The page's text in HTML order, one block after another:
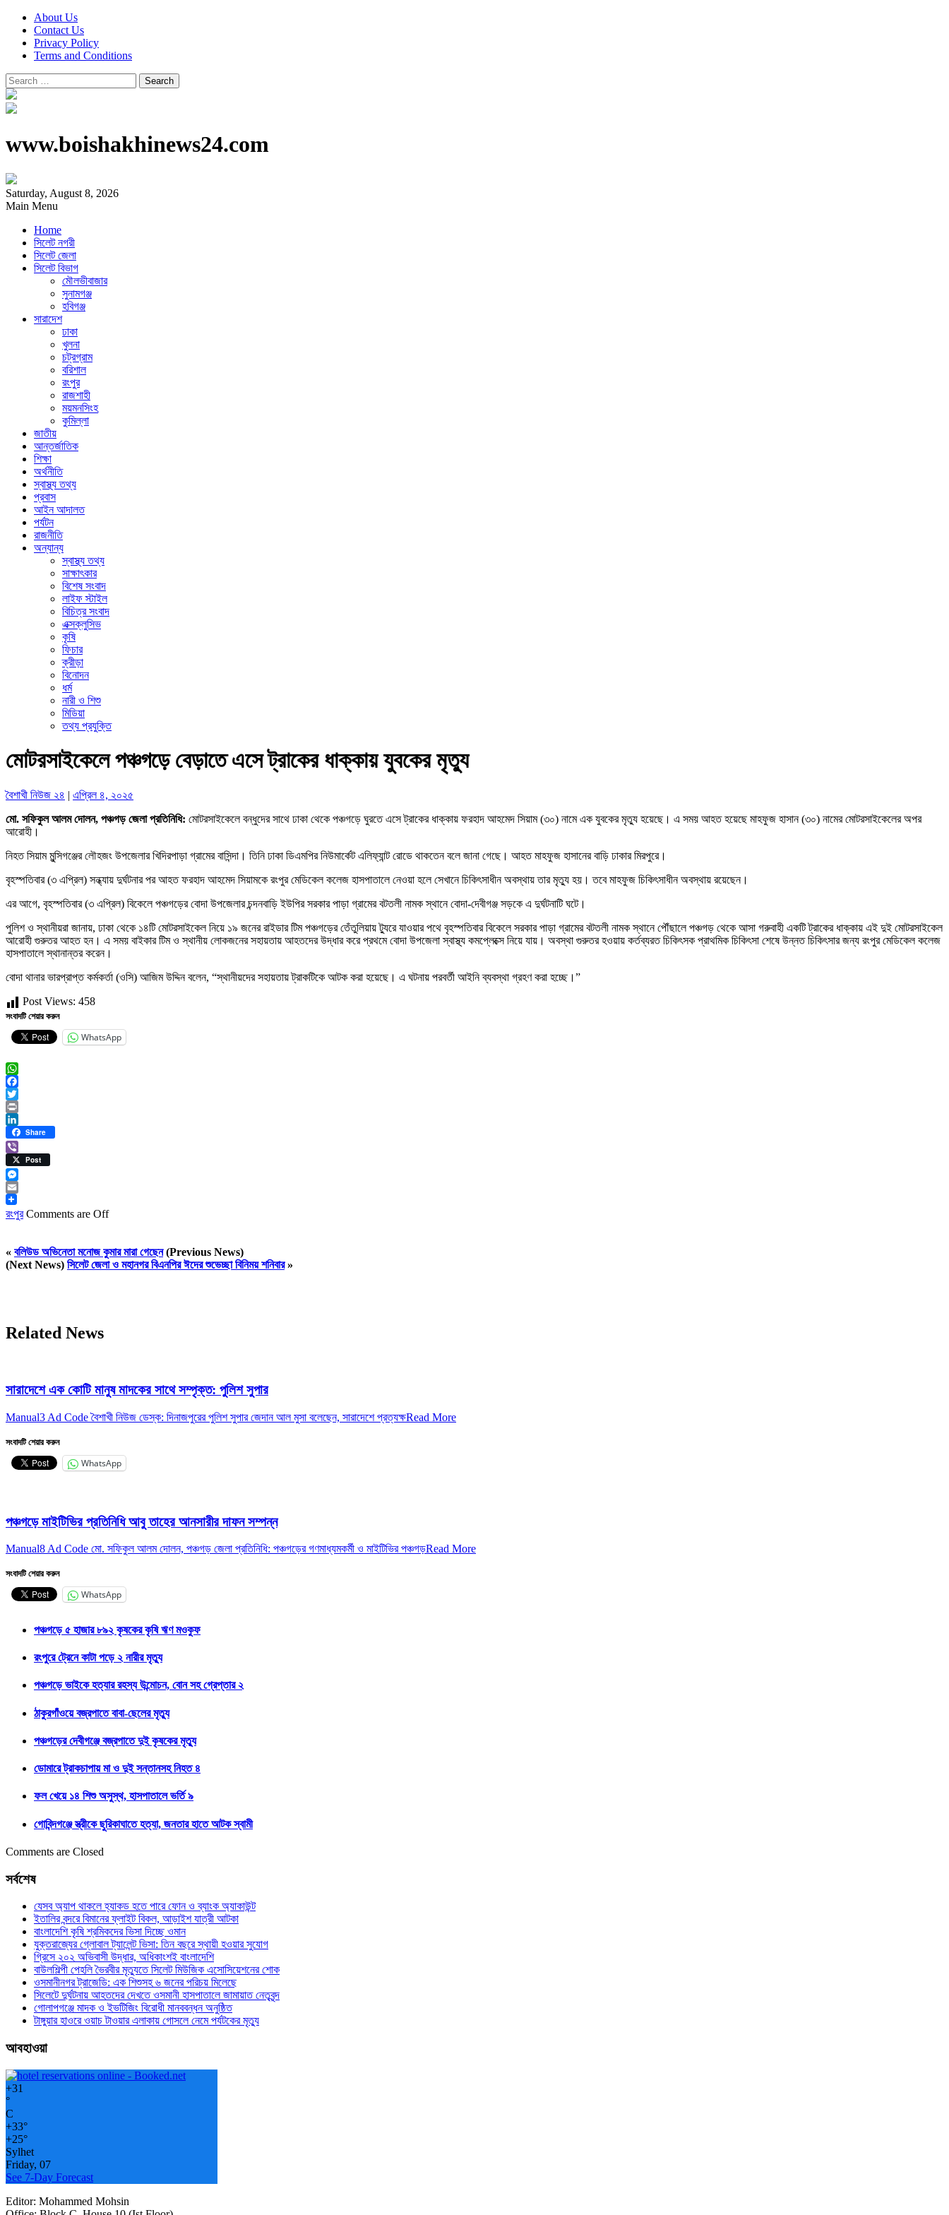
About Us
Contact Us
Privacy Policy
Terms and Conditions
Search
for:
www.boishakhinews24.com
Saturday, August 8, 2026
Main Menu
Home
সিলেট নগরী
সিলেট জেলা
সিলেট বিভাগ
মৌলভীবাজার
সুনামগঞ্জ
হবিগঞ্জ
সারাদেশ
ঢাকা
খুলনা
চট্রগ্রাম
বরিশাল
রংপুর
রাজশাহী
ময়মনসিংহ
কুমিল্লা
জাতীয়
আন্তর্জাতিক
শিক্ষা
অর্থনীতি
স্বাস্থ্য তথ্য
প্রবাস
আইন আদালত
পর্যটন
রাজনীতি
অন্যান্য
স্বাস্থ্য তথ্য
সাক্ষাৎকার
বিশেষ সংবাদ
লাইফ স্টাইল
বিচিত্র সংবাদ
এক্সক্লুসিভ
কৃষি
ফিচার
ক্রীড়া
বিনোদন
ধর্ম
নারী ও শিশু
মিডিয়া
তথ্য প্রযুক্তি
মোটরসাইকেলে পঞ্চগড়ে বেড়াতে এসে ট্রাকের ধাক্কায় যুবকের মৃত্যু
বৈশাখী নিউজ ২৪ | এপ্রিল ৪, ২০২৫
মো. সফিকুল আলম দোলন, পঞ্চগড় জেলা প্রতিনিধি: মোটরসাইকেলে বন্ধুদের সাথে ঢাকা থেকে পঞ্চগড়ে ঘুরতে এসে ট্রাকের ধাক্কায় ফরহাদ আহমেদ সিয়াম (৩০) নামে এক যুবকের মৃত্যু হয়েছে। এ সময় আহত হয়েছে মাহফুজ হাসান (৩০) নামের মোটরসাইকেলের অপর
আরোহী।
নিহত সিয়াম মুন্সিগঞ্জের লৌহজং উপজেলার খিদিরপাড়া গ্রামের বাসিন্দা। তিনি ঢাকা ডিএমপির নিউমার্কেট এলিফ্যান্ট রোডে থাকতেন বলে জানা গেছে। আহত মাহফুজ হাসানের বাড়ি ঢাকার মিরপুরে।
বৃহস্পতিবার (৩ এপ্রিল) সন্ধ্যায় দুর্ঘটনার পর আহত ফরহাদ আহমেদ সিয়ামকে রংপুর মেডিকেল কলেজ হাসপাতালে নেওয়া হলে সেখানে চিকিৎসাধীন অবস্থায় তার মৃত্যু হয়। তবে মাহফুজ চিকিৎসাধীন অবস্থায় রয়েছেন।
এর আগে, বৃহস্পতিবার (৩ এপ্রিল) বিকেলে পঞ্চগড়ের বোদা উপজেলার চন্দনবাড়ি ইউপির সরকার পাড়া গ্রামের বটতলী নামক স্থানে বোদা-দেবীগঞ্জ সড়কে এ দুর্ঘটনাটি ঘটে।
পুলিশ ও স্থানীয়রা জানায়, ঢাকা থেকে ১৪টি মোটরসাইকেল নিয়ে ১৯ জনের রাইডার টিম পঞ্চগড়ের তেঁতুলিয়ায় ট্যুরে যাওয়ার পথে বৃহস্পতিবার বিকেলে সরকার পাড়া গ্রামের বটতলী নামক স্থানে পৌঁছালে পঞ্চগড় থেকে আসা গরুবাহী একটি ট্রাকের ধাক্কায় এই দুই মোটরসাইকেল
আরোহী গুরুতর আহত হন। এ সময় বাইকার টিম ও স্থানীয় লোকজনের সহায়তায় আহতদের উদ্ধার করে প্রথমে বোদা উপজেলা স্বাস্থ্য কমপ্লেক্সে নিয়ে যায়। অবস্থা গুরুতর হওয়ায় কর্তব্যরত চিকিৎসক প্রাথমিক চিকিৎসা শেষে উন্নত চিকিৎসার জন্য রংপুর মেডিকেল কলেজ
হাসপাতালে স্থানান্তর করেন।
বোদা থানার ভারপ্রাপ্ত কর্মকর্তা (ওসি) আজিম উদ্দিন বলেন, “স্থানীয়দের সহায়তায় ট্রাকটিকে আটক করা হয়েছে। এ ঘটনায় পরবর্তী আইনি ব্যবস্থা গ্রহণ করা হচ্ছে।”
Post Views: 458
সংবাদটি শেয়ার করুন
WhatsApp
WhatsApp
Facebook
Twitter
Print
LinkedIn
Share
ViberPost
Messenger
Email
রংপুর Comments are Off
« বলিউড অভিনেতা মনোজ কুমার মারা গেছেন(Previous News)
(Next News) সিলেট জেলা ও মহানগর বিএনপির ঈদের শুভেচ্ছা বিনিময় শনিবার»
Related News
সারাদেশে এক কোটি মানুষ মাদকের সাথে সম্পৃক্ত: পুলিশ সুপার
Manual3 Ad Code বৈশাখী নিউজ ডেস্ক: দিনাজপুরের পুলিশ সুপার জেদান আল মুসা বলেছেন, সারাদেশে প্রত্যক্ষRead More
সংবাদটি শেয়ার করুন
WhatsApp
পঞ্চগড়ে মাইটিভির প্রতিনিধি আবু তাহের আনসারীর দাফন সম্পন্ন
Manual8 Ad Code মো. সফিকুল আলম দোলন, পঞ্চগড় জেলা প্রতিনিধি: পঞ্চগড়ের গণমাধ্যমকর্মী ও মাইটিভির পঞ্চগড়Read More
সংবাদটি শেয়ার করুন
WhatsApp
পঞ্চগড়ে ৫ হাজার ৮৯২ কৃষকের কৃষি ঋণ মওকুফ
রংপুরে ট্রেনে কাটা পড়ে ২ নারীর মৃত্যু
পঞ্চগড়ে ভাইকে হত্যার রহস্য উন্মোচন, বোন সহ গ্রেপ্তার ২
ঠাকুরগাঁওয়ে বজ্রপাতে বাবা-ছেলের মৃত্যু
পঞ্চগড়ের দেবীগঞ্জে বজ্রপাতে দুই কৃষকের মৃত্যু
ডোমারে ট্রাকচাপায় মা ও দুই সন্তানসহ নিহত ৪
ফল খেয়ে ১৪ শিশু অসুস্থ, হাসপাতালে ভর্তি ৯
গোবিন্দগঞ্জে স্ত্রীকে ছুরিকাঘাতে হত্যা, জনতার হাতে আটক স্বামী
Comments are Closed
সর্বশেষ
যেসব অ্যাপ থাকলে হ্যাকড হতে পারে ফোন ও ব্যাংক অ্যাকাউন্ট
ইতালির বন্দরে বিমানের ফ্লাইট বিকল, আড়াইশ যাত্রী আটকা
বাংলাদেশি কৃষি শ্রমিকদের ভিসা দিচ্ছে ওমান
যুক্তরাজ্যের গ্লোবাল ট্যালেন্ট ভিসা: তিন বছরে স্থায়ী হওয়ার সুযোগ
গ্রিসে ২০২ অভিবাসী উদ্ধার, অধিকাংশই বাংলাদেশি
বাউলশিল্পী পেহলি ভৈরবীর মৃত্যুতে সিলেট মিউজিক এসোসিয়েশনের শোক
ওসমানীনগর ট্রাজেডি: এক শিশুসহ ৬ জনের পরিচয় মিলেছে
সিলেটে দুর্ঘটনায় আহতদের দেখতে ওসমানী হাসপাতালে জামায়াত নেতৃবৃন্দ
গোলাপগঞ্জে মাদক ও ইভটিজিং বিরোধী মানববন্ধন অনুষ্ঠিত
টাঙ্গুয়ার হাওরে ওয়াচ টাওয়ার এলাকায় গোসলে নেমে পর্যটকের মৃত্যু
আবহাওয়া
+31
°
C
+33°
+25°
Sylhet
Friday, 07
See 7-Day Forecast
Editor: Mohammed Mohsin